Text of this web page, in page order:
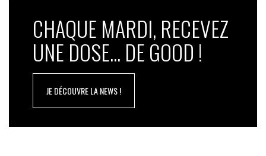
CHAQUE MARDI, RECEVEZ
UNE DOSE... DE GOOD !
JE DÉCOUVRE LA NEWS !